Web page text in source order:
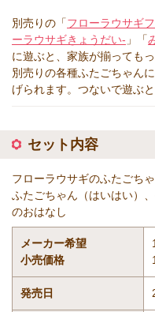
別売りの「フローラウサギ
ーラウサギきょうだい- 」「
に遊ぶと、家族が揃っても
別売りの各種ふたごちゃん
げられます。つないで遊ぶ
セット内容
フローラウサギのふたごち
ふたごちゃん（はいはい）
のおはなし
メーカー希望
小売価格
発売日